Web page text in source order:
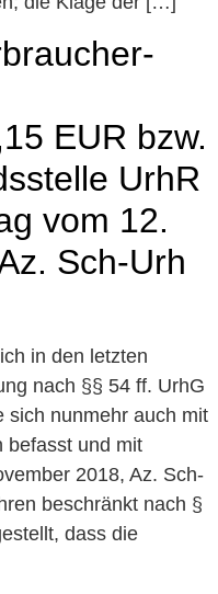
EUR bzw.
UrhR
vom 12.
Sch-Urh
in den letzten
nach §§ 54 ff. UrhG
sich nunmehr auch mit
befasst und mit
2018, Az. Sch-
beschränkt nach §
dass die